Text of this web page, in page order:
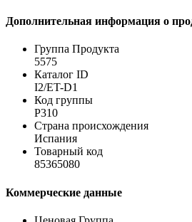
Дополнительная информация о
Группа Продукта
5575
Каталог ID
I2/ET-D1
Код группы
P310
Страна происхождения
Испания
Товарный код
85365080
Коммерческие данные